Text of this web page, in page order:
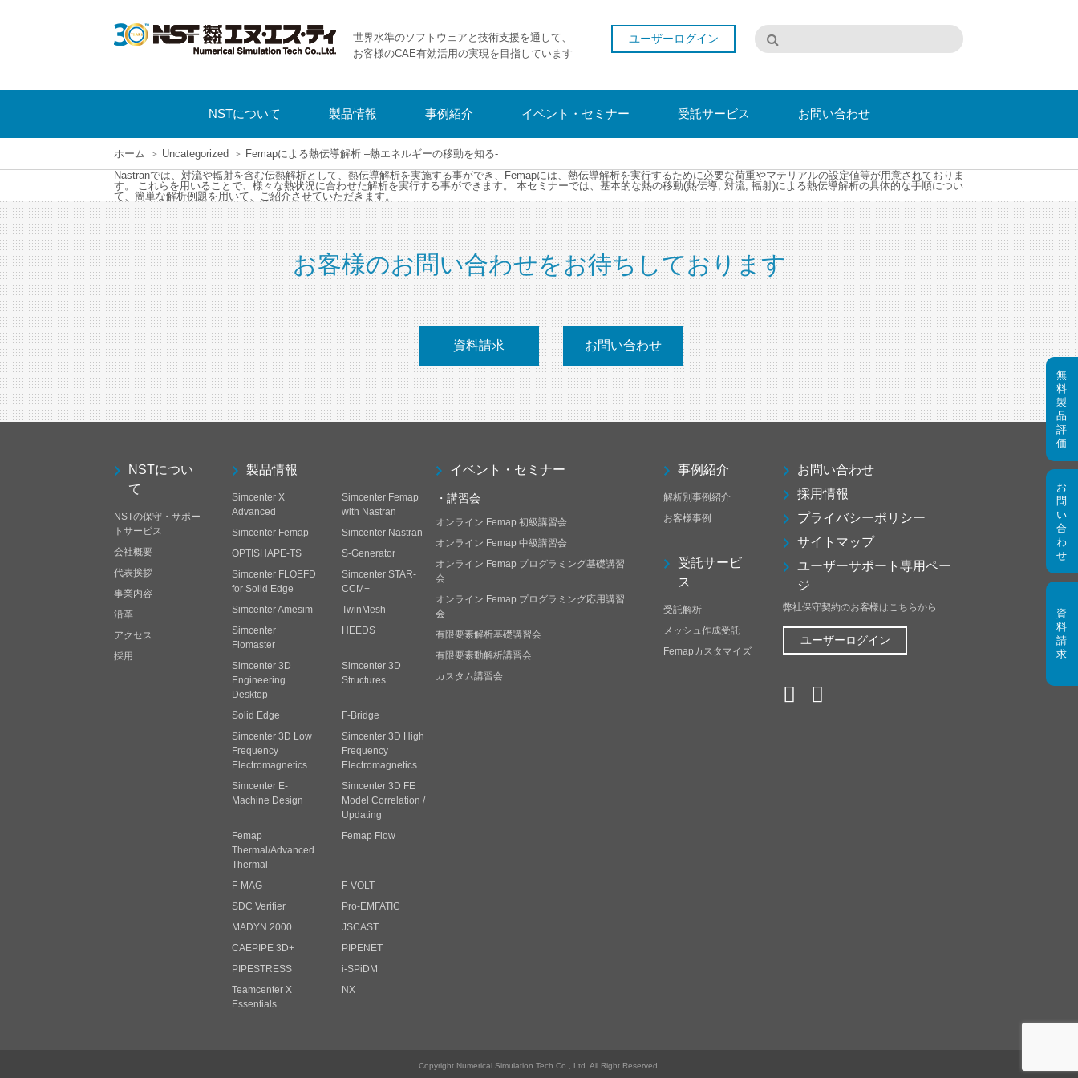
世界水準のソフトウェアと技術支援を通して、
お客様のCAE有効活用の実現を目指しています
ユーザーログイン
NSTについて 製品情報 事例紹介 イベント・セミナー 受託サービス お問い合わせ
ホーム Uncategorized
Femapによる熱伝導解析 –熱エネルギーの移動を知る-
Nastranでは、対流や輻射を含む伝熱解析として、熱伝導解析を実施する事ができ、Femapには、熱伝導解析を実行するために必要な荷重やマテリアルの設定値等が用意されておりま
す。 これらを用いることで、様々な熱状況に合わせた解析を実行する事ができます。 本セミナーでは、基本的な熱の移動(熱伝導, 対流, 輻射)による熱伝導解析の具体的な手順につい
て、簡単な解析例題を用いて、ご紹介させていただきます。
お客様のお問い合わせをお待ちしております
資料請求 お問い合わせ
NSTについ
て
NSTの保守・サポー
トサービス
会社概要
代表挨拶
事業内容
沿革
アクセス
採用
製品情報
Simcenter X
Advanced
Simcenter Femap
with Nastran
Simcenter Femap
Simcenter Nastran
OPTISHAPE-TS
S-Generator
Simcenter FLOEFD
for Solid Edge
Simcenter STAR-
CCM+
Simcenter Amesim
TwinMesh
Simcenter
Flomaster
HEEDS
Simcenter 3D
Engineering
Desktop
Simcenter 3D
Structures
Solid Edge
F-Bridge
Simcenter 3D Low
Frequency
Electromagnetics
Simcenter 3D High
Frequency
Electromagnetics
Simcenter E-
Machine Design
Simcenter 3D FE
Model Correlation /
Updating
Femap
Thermal/Advanced
Thermal
Femap Flow
F-MAG
F-VOLT
SDC Verifier
Pro-EMFATIC
MADYN 2000
JSCAST
CAEPIPE 3D+
PIPENET
PIPESTRESS
i-SPiDM
Teamcenter X
Essentials
NX
イベント・セミナー
・講習会
オンライン Femap 初級講習会
オンライン Femap 中級講習会
オンライン Femap プログラミング基礎講習
会
オンライン Femap プログラミング応用講習
会
有限要素解析基礎講習会
有限要素動解析講習会
カスタム講習会
事例紹介
解析別事例紹介
お客様事例
受託サービ
ス
受託解析
メッシュ作成受託
Femapカスタマイズ
お問い合わせ
採用情報
プライバシーポリシー
サイトマップ
ユーザーサポート専用ペー
ジ
弊社保守契約のお客様はこちらから
ユーザーログイン
Copyright Numerical Simulation Tech Co., Ltd. All Right Reserved.